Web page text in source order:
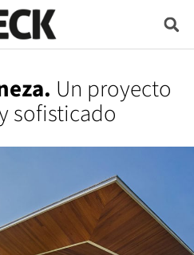
Un proyecto
sofisticado